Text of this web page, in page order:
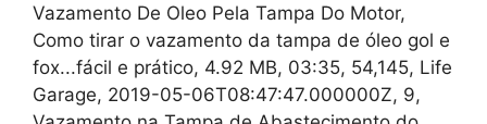
Vazamento De Oleo Pela Tampa Do Motor,
Como tirar o vazamento da tampa de óleo gol e
fox...fácil e prático, 4.92 MB, 03:35, 54,145, Life
Garage, 2019-05-06T08:47:47.000000Z, 9,